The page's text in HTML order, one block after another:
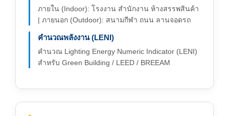
ภายใน (Indoor): โรงงาน สำนักงาน ห้างสรรพสินค้า
| ภายนอก (Outdoor): สนามกีฬา ถนน ลานจอดรถ
คำนวณพลังงาน (LENI)
คำนวณ Lighting Energy Numeric Indicator (LENI)
สำหรับ Green Building / LEED / BREEAM